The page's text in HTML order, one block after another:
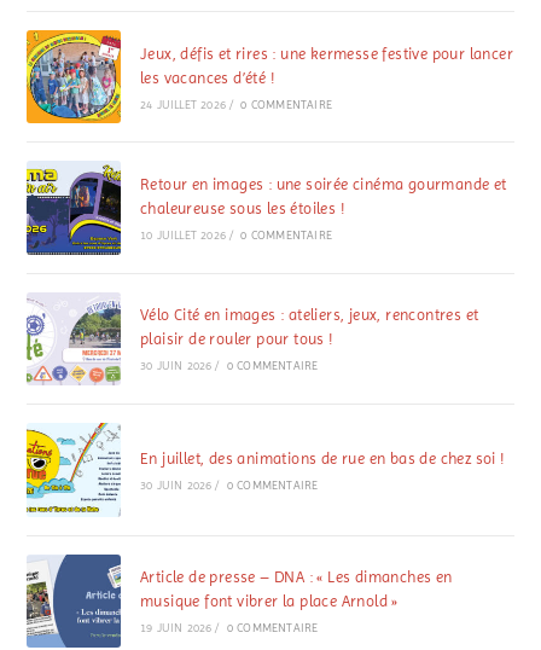
Jeux, défis et rires : une kermesse festive pour lancer
les vacances d’été !
24 JUILLET 2026 / 0 COMMENTAIRE
Retour en images : une soirée cinéma gourmande et
chaleureuse sous les étoiles !
10 JUILLET 2026 / 0 COMMENTAIRE
Vélo Cité en images : ateliers, jeux, rencontres et
plaisir de rouler pour tous !
30 JUIN 2026 / 0 COMMENTAIRE
En juillet, des animations de rue en bas de chez soi !
30 JUIN 2026 / 0 COMMENTAIRE
Article de presse – DNA : « Les dimanches en
musique font vibrer la place Arnold »
19 JUIN 2026 / 0 COMMENTAIRE